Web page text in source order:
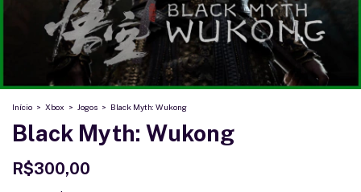
Início > Xbox > Jogos > Black Myth: Wukong
Black Myth: Wukong
R$300,00